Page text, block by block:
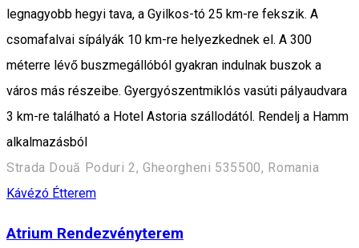
legnagyobb hegyi tava, a Gyilkos-tó 25 km-re fekszik. A
csomafalvai sípályák 10 km-re helyezkednek el. A 300
méterre lévő buszmegállóból gyakran indulnak buszok a
város más részeibe. Gyergyószentmiklós vasúti pályaudvara
3 km-re található a Hotel Astoria szállodától. Rendelj a Hamm
alkalmazásból
Strada Două Poduri 2, Gheorgheni 535500, Romania
Kávézó Étterem
Atrium Rendezvényterem